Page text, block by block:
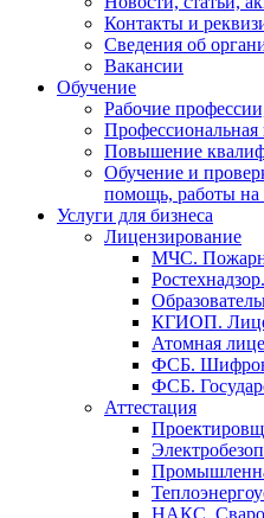
Контакты и
Сведения об
Вакансии
Обучение
Рабочие
Профессиональная
Повышение
Обучение и
помощь, работы
Услуги для бизнеса
Лицензирование
МЧС.
КГИОП.
Атомная
ФСБ.
ФСБ.
Аттестация
НАКС.